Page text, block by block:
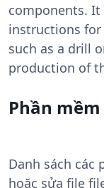
components.
instructions for
such as a drill
production of
Phần
Danh sách các
hoặc sửa file